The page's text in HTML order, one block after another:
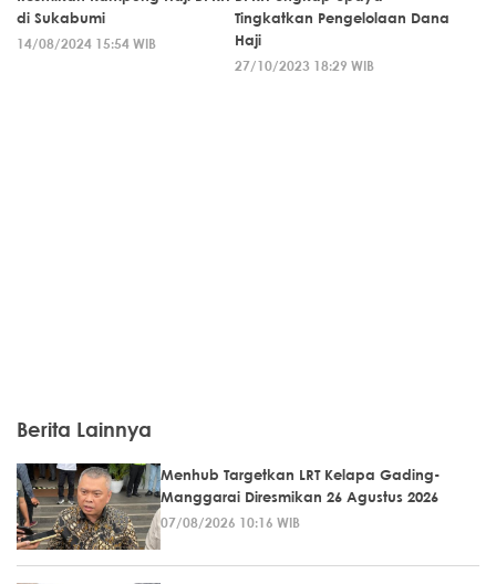
di Sukabumi
14/08/2024 15:54 WIB
Tingkatkan Pengelolaan Dana
Haji
27/10/2023 18:29 WIB
Berita Lainnya
Menhub Targetkan LRT Kelapa Gading-
Manggarai Diresmikan 26 Agustus 2026
07/08/2026 10:16 WIB